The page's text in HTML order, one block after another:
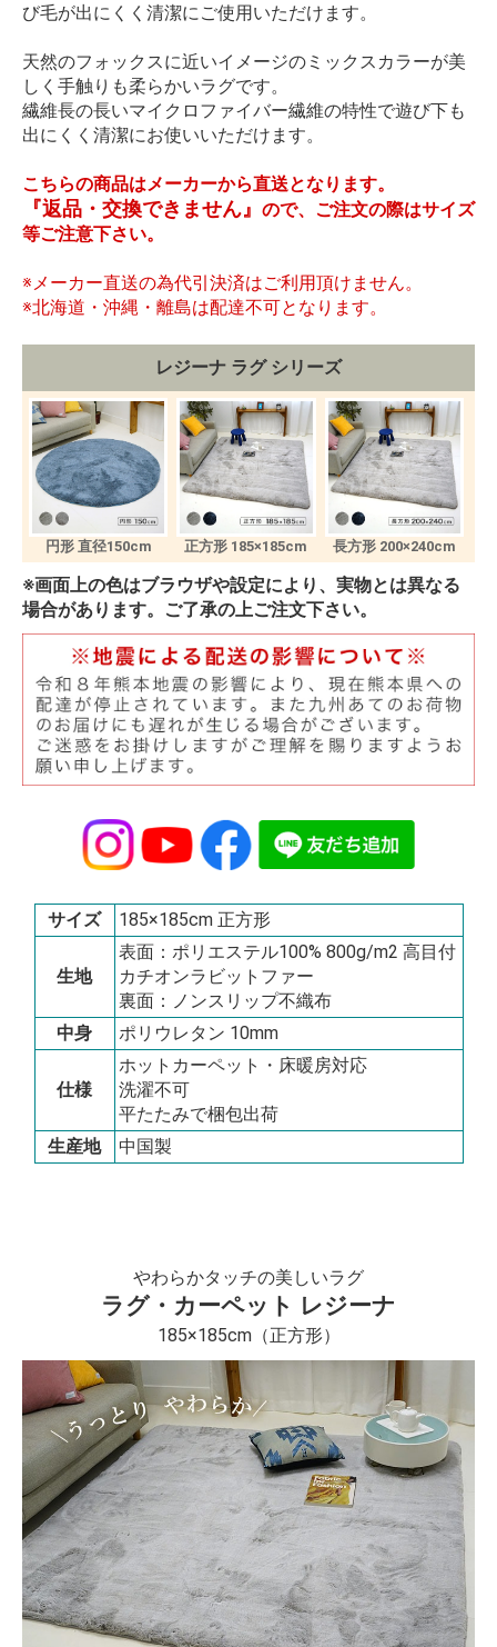
び毛が出にくく清潔にご使用いただけます。
天然のフォックスに近いイメージのミックスカラーが美
しく手触りも柔らかいラグです。
繊維長の長いマイクロファイバー繊維の特性で遊び下も
出にくく清潔にお使いいただけます。
こちらの商品はメーカーから直送となります。
『返品・交換できません』 ので、ご注文の際はサイズ
等ご注意下さい。
※メーカー直送の為代引決済はご利用頂けません。
※北海道・沖縄・離島は配達不可となります。
レジーナ ラグ シリーズ
円形 直径150cm 正方形 185×185cm 長方形 200×240cm
※画面上の色はブラウザや設定により、実物とは異なる
場合があります。ご了承の上ご注文下さい。
サイズ 185×185cm 正方形
生地
表面：ポリエステル100% 800g/m2 高目付
カチオンラビットファー
裏面：ノンスリップ不織布
中身
ポリウレタン 10mm
仕様
ホットカーペット・床暖房対応
洗濯不可
平たたみで梱包出荷
生産地
中国製
やわらかタッチの美しいラグ
ラグ・カーペット レジーナ
185×185cm（正方形）